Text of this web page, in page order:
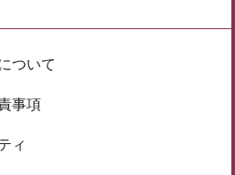
ついて
事項
ィ